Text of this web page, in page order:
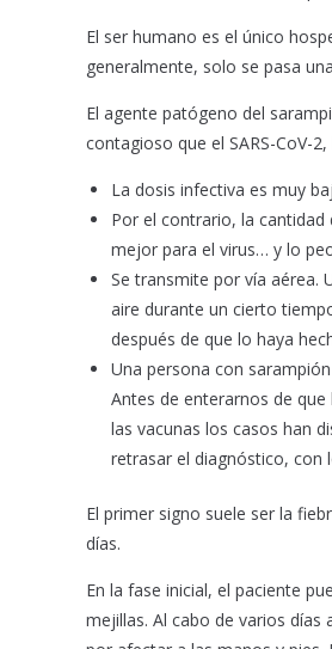
El ser humano es el único
generalmente, solo se pasa
El agente patógeno del
contagioso que el SARS-CoV-
La dosis infectiva es muy
Por el contrario, la
mejor para el virus… y lo
Se transmite por vía aérea.
aire durante un cierto
después de que lo haya
Una persona con
Antes de enterarnos de
las vacunas los casos han
retrasar el diagnóstico, con
El primer signo suele ser la
días.
En la fase inicial, el paciente
mejillas. Al cabo de varios